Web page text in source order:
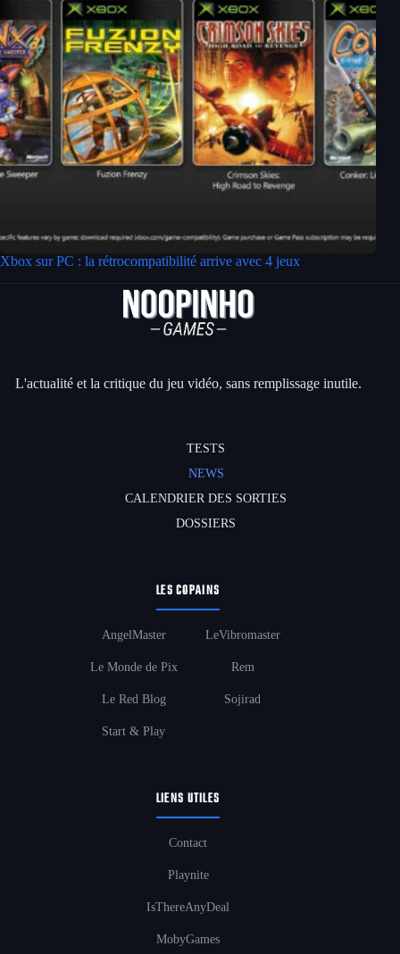
Xbox sur PC : la rétrocompatibilité arrive avec 4 jeux
L'actualité et la critique du jeu vidéo, sans remplissage inutile.
TESTS
NEWS
CALENDRIER DES SORTIES
DOSSIERS
LES COPAINS
AngelMaster
Le Monde de Pix
Le Red Blog
Start & Play
LeVibromaster
Rem
Sojirad
LIENS UTILES
Contact
Playnite
IsThereAnyDeal
MobyGames